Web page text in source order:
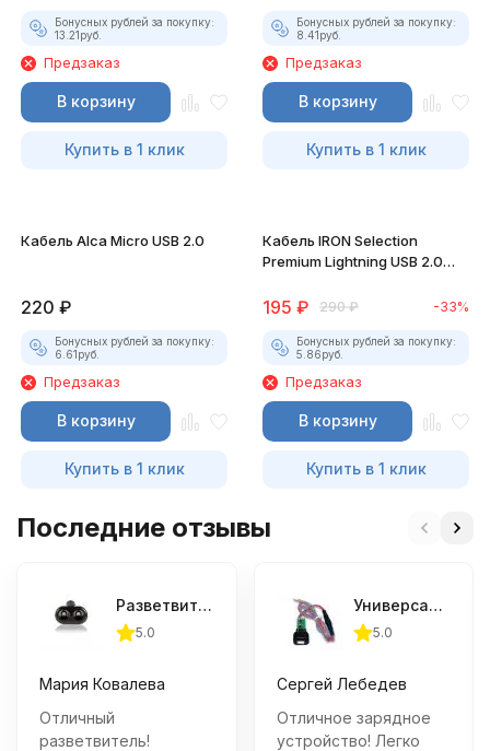
Бонусных рублей за покупку:
13.21руб.
Предзаказ
В корзину
Купить в 1 клик
Бонусных рублей за покупку:
8.41руб.
Предзаказ
В корзину
Купить в 1 клик
Кабель Alca Micro USB 2.0
220 ₽
Бонусных рублей за покупку:
6.61руб.
Предзаказ
В корзину
Купить в 1 клик
Кабель IRON Selection
Premium Lightning USB 2.0
195 ₽ 290 ₽ -33%
Бонусных рублей за покупку:
5.86руб.
Предзаказ
В корзину
Купить в 1 клик
Последние отзывы
Разветвитель прикуривателя Alca (2 выхода)
5.0
Мария Ковалева
Отличный
разветвитель!
Универсальное зарядное устройство Штат
5.0
Сергей Лебедев
Отличное зарядное
устройство! Легко